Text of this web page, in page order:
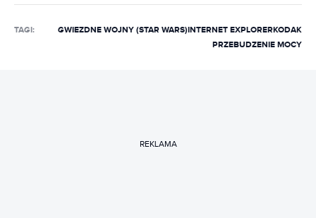
TAGI: GWIEZDNE WOJNY (STAR WARS)INTERNET EXPLORERKODAK
PRZEBUDZENIE MOCY
REKLAMA